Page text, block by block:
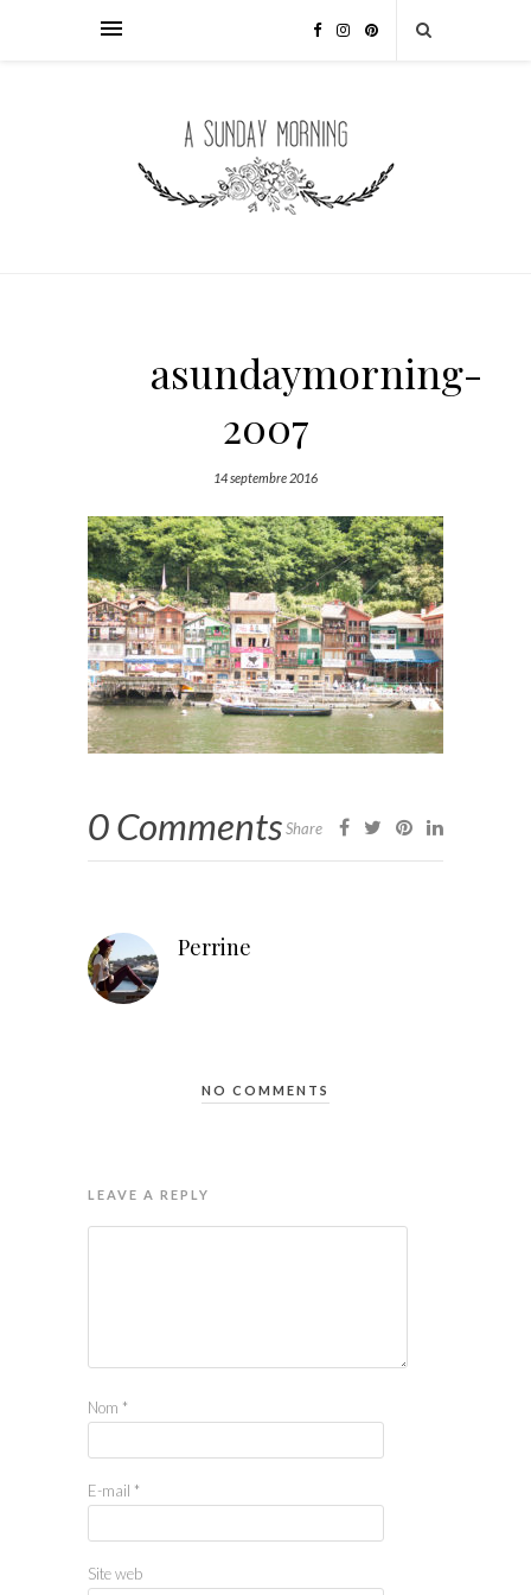
asundaymorning-
2007
14 septembre 2016
0 CommentsShare
Perrine
NO COMMENTS
LEAVE A REPLY
Nom *
E-mail *
Site web